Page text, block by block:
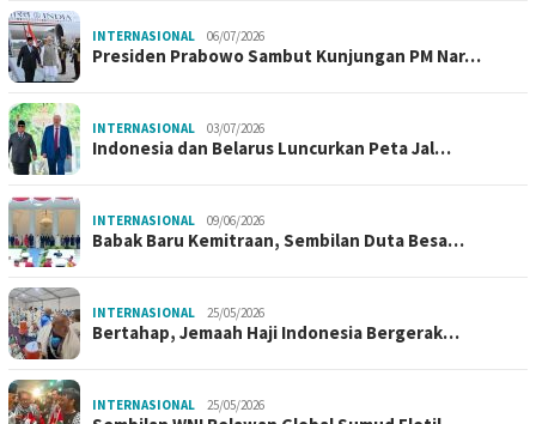
INTERNASIONAL 06/07/2026
Presiden Prabowo Sambut Kunjungan PM Nar…
INTERNASIONAL 03/07/2026
Indonesia dan Belarus Luncurkan Peta Jal…
INTERNASIONAL 09/06/2026
Babak Baru Kemitraan, Sembilan Duta Besa…
INTERNASIONAL 25/05/2026
Bertahap, Jemaah Haji Indonesia Bergerak…
INTERNASIONAL 25/05/2026